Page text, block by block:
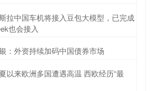
拉中国车机将接入豆包大模型，已完成
也会接入
：外资持续加码中国债券市场
以来欧洲多国遭遇高温 西欧经历“最